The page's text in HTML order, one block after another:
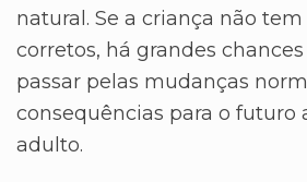
natural. Se a criança não
corretos, há grandes
passar pelas mudanças
consequências para o futuro
adulto.